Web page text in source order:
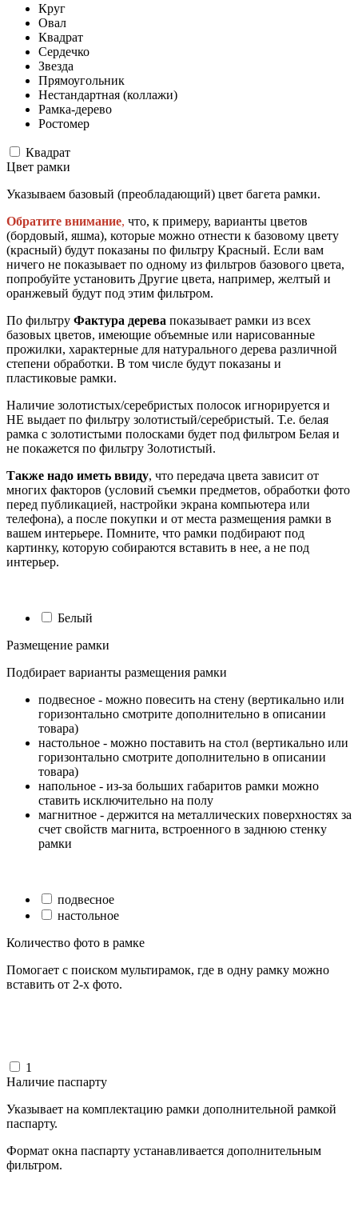
Круг
Овал
Квадрат
Сердечко
Звезда
Прямоугольник
Нестандартная (коллажи)
Рамка-дерево
Ростомер
Квадрат
Цвет рамки
Указываем базовый (преобладающий) цвет багета рамки.
Обратите внимание, что, к примеру, варианты цветов
(бордовый, яшма), которые можно отнести к базовому цвету
(красный) будут показаны по фильтру Красный. Если вам
ничего не показывает по одному из фильтров базового цвета,
попробуйте установить Другие цвета, например, желтый и
оранжевый будут под этим фильтром.
По фильтру Фактура дерева показывает рамки из всех
базовых цветов, имеющие объемные или нарисованные
прожилки, характерные для натурального дерева различной
степени обработки. В том числе будут показаны и
пластиковые рамки.
Наличие золотистых/серебристых полосок игнорируется и
НЕ выдает по фильтру золотистый/серебристый. Т.е. белая
рамка с золотистыми полосками будет под фильтром Белая и
не покажется по фильтру Золотистый.
Также надо иметь ввиду, что передача цвета зависит от
многих факторов (условий съемки предметов, обработки фото
перед публикацией, настройки экрана компьютера или
телефона), а после покупки и от места размещения рамки в
вашем интерьере. Помните, что рамки подбирают под
картинку, которую собираются вставить в нее, а не под
интерьер.
Белый
Размещение рамки
Подбирает варианты размещения рамки
подвесное - можно повесить на стену (вертикально или
горизонтально смотрите дополнительно в описании
товара)
настольное - можно поставить на стол (вертикально или
горизонтально смотрите дополнительно в описании
товара)
напольное - из-за больших габаритов рамки можно
ставить исключительно на полу
магнитное - держится на металлических поверхностях за
счет свойств магнита, встроенного в заднюю стенку
рамки
подвесное
настольное
Количество фото в рамке
Помогает с поиском мультирамок, где в одну рамку можно
вставить от 2-х фото.
1
Наличие паспарту
Указывает на комплектацию рамки дополнительной рамкой
паспарту.
Формат окна паспарту устанавливается дополнительным
фильтром.